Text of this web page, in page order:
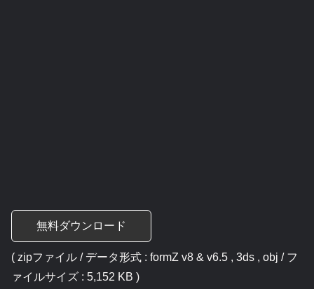
無料ダウンロード
( zipファイル / データ形式 : formZ v8 & v6.5 , 3ds , obj / フ
ァイルサイズ : 5,152 KB )